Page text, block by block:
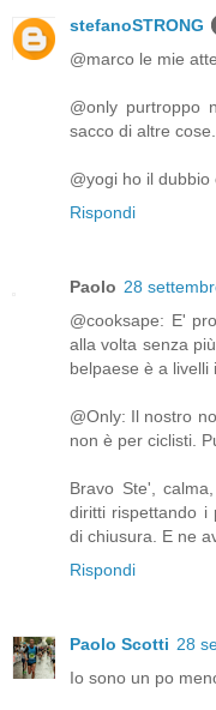
stefanoSTRONG
@marco le mie
@only purtroppo
sacco di altre cose...
@yogi ho il
Rispondi
Paolo 28
@cooksape: E'
alla volta senza
belpaese è a livelli
@Only: Il nostro
non è per ciclisti.
Bravo Ste',
diritti rispettando i
di chiusura. E ne
Rispondi
Paolo Scotti 28
Io sono un po